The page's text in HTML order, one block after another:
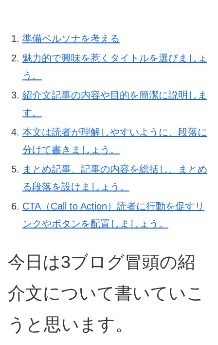
準備ペルソナを考える
魅力的で興味を惹くタイトルを選びましょ
う。
紹介文記事の内容や目的を簡潔に説明しま
す。
本文は読者が理解しやすいように、段落に
分けて書きましょう。
まとめ記事、記事の内容を総括し、まとめ
る段落を設けましょう。
CTA（Call to Action）読者に行動を促すリ
ンクやボタンを配置しましょう。
今日は3ブログ冒頭の紹
介文について書いていこ
うと思います。